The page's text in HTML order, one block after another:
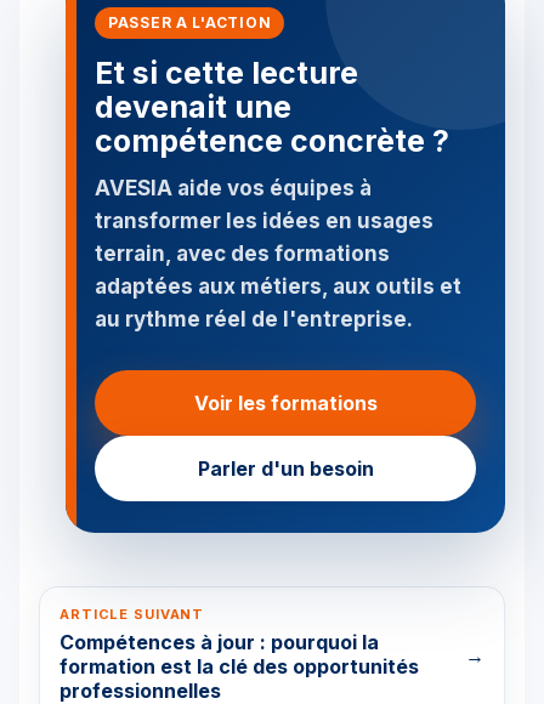
PASSER A L'ACTION
Et si cette lecture
devenait une
compétence concrète ?
AVESIA aide vos équipes à
transformer les idées en usages
terrain, avec des formations
adaptées aux métiers, aux outils et
au rythme réel de l'entreprise.
Voir les formations
Parler d'un besoin
ARTICLE SUIVANT
Compétences à jour : pourquoi la
formation est la clé des opportunités
professionnelles
→